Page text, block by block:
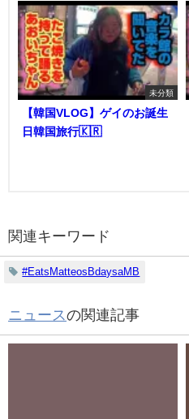
未分類
【韓国VLOG】ゲイのお誕生
日韓国旅行🇰🇷
関連キーワード
#EatsMatteosBdaysaMB
ニュースの関連記事